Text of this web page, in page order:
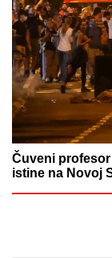
Čuveni
istine na Novoj